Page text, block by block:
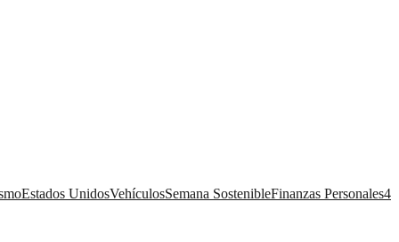
Estados UnidosVehículosSemana SostenibleFinanzas Personales4